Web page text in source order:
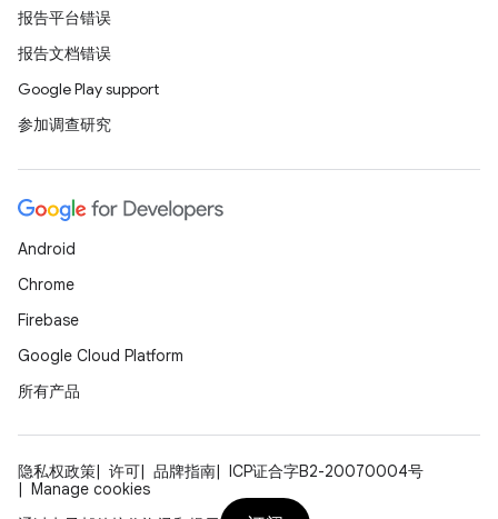
报告平台错误
报告文档错误
Google Play support
参加调查研究
Android
Chrome
Firebase
Google Cloud Platform
所有产品
隐私权政策 许可 品牌指南
ICP证合字B2-20070004号
Manage cookies